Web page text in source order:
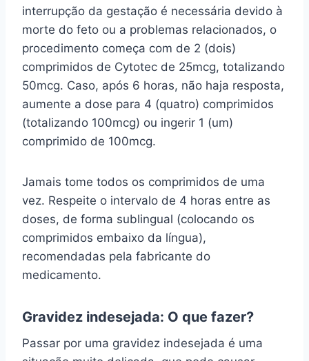
interrupção da gestação é necessária devido à
morte do feto ou a problemas relacionados, o
procedimento começa com de 2 (dois)
comprimidos de Cytotec de 25mcg, totalizando
50mcg. Caso, após 6 horas, não haja resposta,
aumente a dose para 4 (quatro) comprimidos
(totalizando 100mcg) ou ingerir 1 (um)
comprimido de 100mcg.
Jamais tome todos os comprimidos de uma
vez. Respeite o intervalo de 4 horas entre as
doses, de forma sublingual (colocando os
comprimidos embaixo da língua),
recomendadas pela fabricante do
medicamento.
Gravidez indesejada: O que fazer?
Passar por uma gravidez indesejada é uma